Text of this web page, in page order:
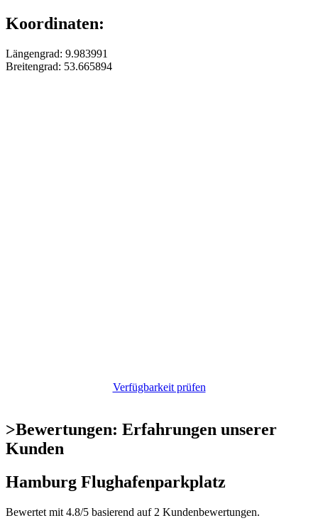
Koordinaten:
Längengrad: 9.983991
Breitengrad: 53.665894
Verfügbarkeit prüfen
>Bewertungen: Erfahrungen unserer
Kunden
Hamburg Flughafenparkplatz
Bewertet mit 4.8/5 basierend auf 2 Kundenbewertungen.